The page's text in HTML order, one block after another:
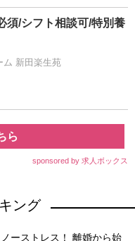
須/シフト相談可/特別養
ム 新田楽生苑
ら
sponsored by 求人ボックス
ング
ーストレス！ 離婚から始